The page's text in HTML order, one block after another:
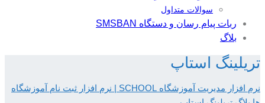
سوالات متداول
ربات پیام رسان و دستگاه SMSBAN
بلاگ
تریلینگ استاپ
نرم افزار مدیریت آموزشگاه SCHOOL | نرم افزار ثبت نام آموزشگاه